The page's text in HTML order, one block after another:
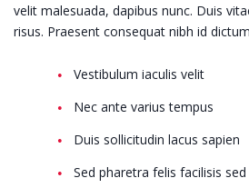
velit malesuada, dapibus nunc. Duis
risus. Praesent consequat nibh id
Vestibulum iaculis velit
Nec ante varius tempus
Duis sollicitudin lacus sapien
Sed pharetra felis facilisis sed